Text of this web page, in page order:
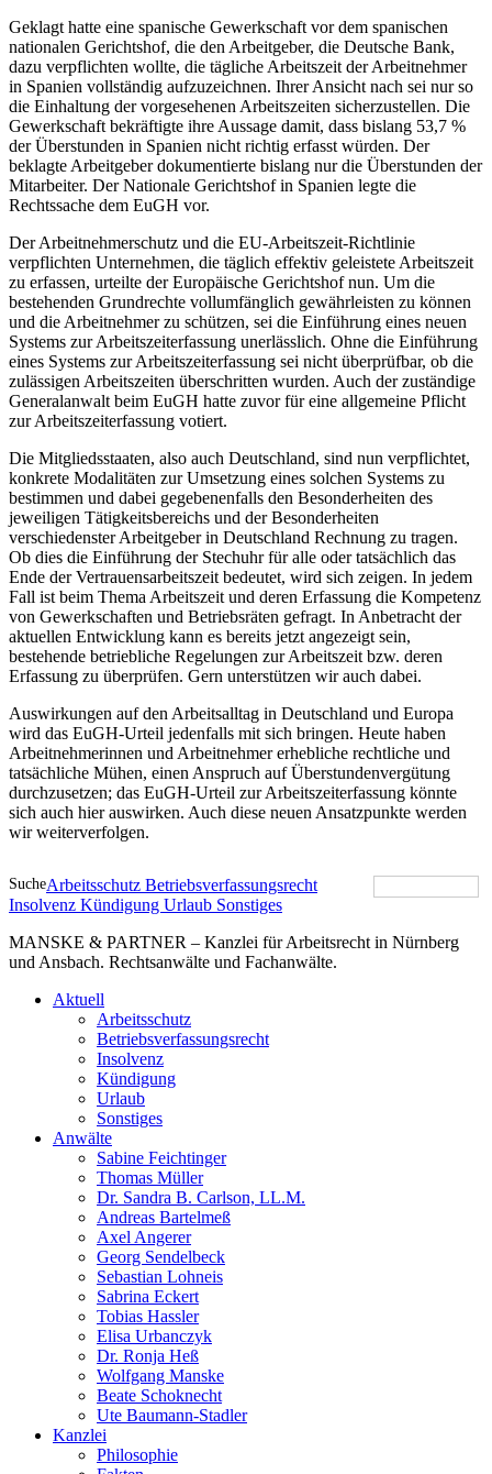
Geklagt hatte eine spanische Gewerkschaft vor dem spanischen
nationalen Gerichtshof, die den Arbeitgeber, die Deutsche Bank,
dazu verpflichten wollte, die tägliche Arbeitszeit der Arbeitnehmer
in Spanien vollständig aufzuzeichnen. Ihrer Ansicht nach sei nur so
die Einhaltung der vorgesehenen Arbeitszeiten sicherzustellen. Die
Gewerkschaft bekräftigte ihre Aussage damit, dass bislang 53,7 %
der Überstunden in Spanien nicht richtig erfasst würden. Der
beklagte Arbeitgeber dokumentierte bislang nur die Überstunden der
Mitarbeiter. Der Nationale Gerichtshof in Spanien legte die
Rechtssache dem EuGH vor.
Der Arbeitnehmerschutz und die EU-Arbeitszeit-Richtlinie
verpflichten Unternehmen, die täglich effektiv geleistete Arbeitszeit
zu erfassen, urteilte der Europäische Gerichtshof nun. Um die
bestehenden Grundrechte vollumfänglich gewährleisten zu können
und die Arbeitnehmer zu schützen, sei die Einführung eines neuen
Systems zur Arbeitszeiterfassung unerlässlich. Ohne die Einführung
eines Systems zur Arbeitszeiterfassung sei nicht überprüfbar, ob die
zulässigen Arbeitszeiten überschritten wurden. Auch der zuständige
Generalanwalt beim EuGH hatte zuvor für eine allgemeine Pflicht
zur Arbeitszeiterfassung votiert.
Die Mitgliedsstaaten, also auch Deutschland, sind nun verpflichtet,
konkrete Modalitäten zur Umsetzung eines solchen Systems zu
bestimmen und dabei gegebenenfalls den Besonderheiten des
jeweiligen Tätigkeitsbereichs und der Besonderheiten
verschiedenster Arbeitgeber in Deutschland Rechnung zu tragen.
Ob dies die Einführung der Stechuhr für alle oder tatsächlich das
Ende der Vertrauensarbeitszeit bedeutet, wird sich zeigen. In jedem
Fall ist beim Thema Arbeitszeit und deren Erfassung die Kompetenz
von Gewerkschaften und Betriebsräten gefragt. In Anbetracht der
aktuellen Entwicklung kann es bereits jetzt angezeigt sein,
bestehende betriebliche Regelungen zur Arbeitszeit bzw. deren
Erfassung zu überprüfen. Gern unterstützen wir auch dabei.
Auswirkungen auf den Arbeitsalltag in Deutschland und Europa
wird das EuGH-Urteil jedenfalls mit sich bringen. Heute haben
Arbeitnehmerinnen und Arbeitnehmer erhebliche rechtliche und
tatsächliche Mühen, einen Anspruch auf Überstundenvergütung
durchzusetzen; das EuGH-Urteil zur Arbeitszeiterfassung könnte
sich auch hier auswirken. Auch diese neuen Ansatzpunkte werden
wir weiterverfolgen.
SucheArbeitsschutz Betriebsverfassungsrecht
Insolvenz Kündigung Urlaub Sonstiges
MANSKE & PARTNER – Kanzlei für Arbeitsrecht in Nürnberg
und Ansbach. Rechtsanwälte und Fachanwälte.
Aktuell
Arbeitsschutz
Betriebsverfassungsrecht
Insolvenz
Kündigung
Urlaub
Sonstiges
Anwälte
Sabine Feichtinger
Thomas Müller
Dr. Sandra B. Carlson, LL.M.
Andreas Bartelmeß
Axel Angerer
Georg Sendelbeck
Sebastian Lohneis
Sabrina Eckert
Tobias Hassler
Elisa Urbanczyk
Dr. Ronja Heß
Wolfgang Manske
Beate Schoknecht
Ute Baumann-Stadler
Kanzlei
Philosophie